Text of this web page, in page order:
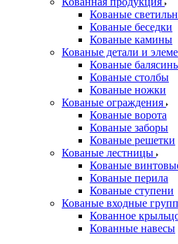
Кованые
Кованые беседки
Кованые камины
Кованые детали и
Кованые
Кованые столбы
Кованые ножки
Кованые ограждения
Кованые ворота
Кованые заборы
Кованые решетки
Кованые лестницы
Кованые
Кованые перила
Кованые ступени
Кованые входные
Кованное
Кованные навесы